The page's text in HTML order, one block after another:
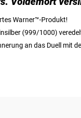
Warner™-Produkt!
(999/1000)
an das Duell mit